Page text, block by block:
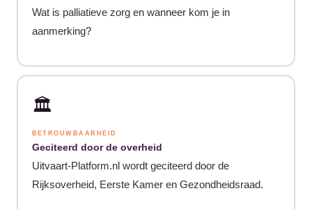
Wat is palliatieve zorg en wanneer kom je in
aanmerking?
🏛️
BETROUWBAARHEID
Geciteerd door de overheid
Uitvaart-Platform.nl wordt geciteerd door de
Rijksoverheid, Eerste Kamer en Gezondheidsraad.